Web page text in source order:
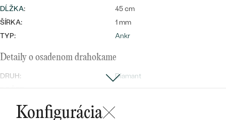
Wave kolekcia
OBJAVIŤ
OBJAVIŤ
DĹŽKA:
45 cm
ŠÍRKA:
1 mm
TYP:
Ankr
Detaily o osadenom drahokame
DRUH:
Diamant
POČET:
1
KARÁTOVÁ VÁHA
ROZMERY:
Konfigurácia